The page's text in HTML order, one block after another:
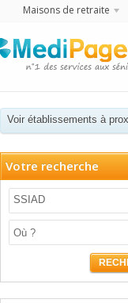
Maisons de retraite
Voir établissements à
Votre recherche
SSIAD